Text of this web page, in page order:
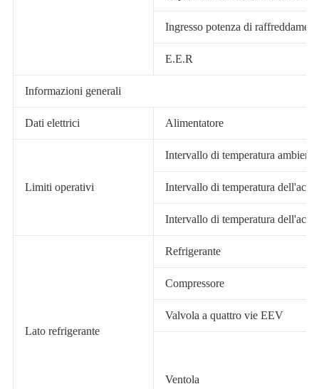
Ingresso potenza di
E.E.R
Informazioni generali
Dati elettrici Alimentatore
Limiti operativi
Intervallo di temperatura ambiente
Intervallo di temperatura
Intervallo di temperatura
Lato refrigerante
Refrigerante
Compressore
Valvola a quattro vie EEV
Ventola